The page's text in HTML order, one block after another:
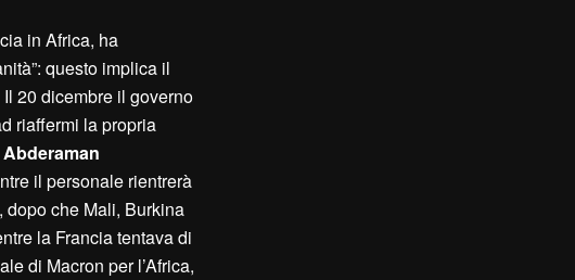
in Africa, ha
questo implica il
20 dicembre il governo
riaffermi la propria
Abderaman
il personale rientrerà
dopo che Mali, Burkina
la Francia tentava di
di Macron per l’Africa,